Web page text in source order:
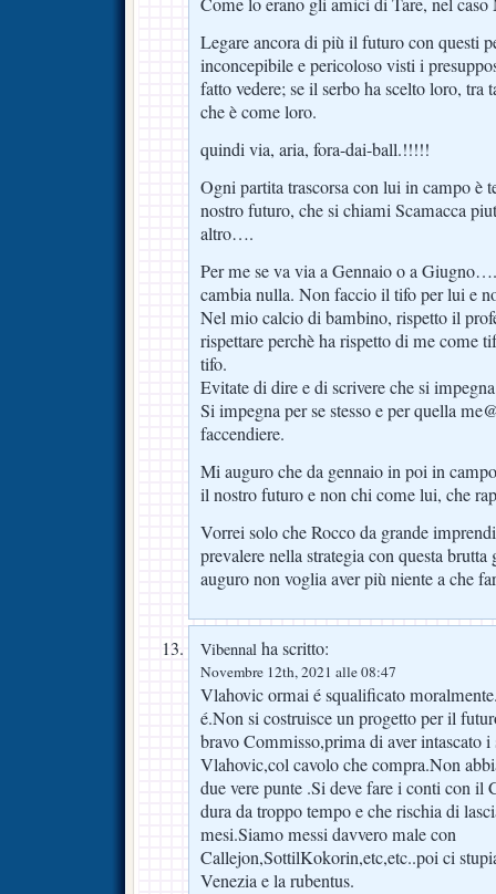
Legare ancora di più il futuro con questi
inconcepibile e pericoloso visti i
fatto vedere; se il serbo ha scelto loro,
che è come loro.
quindi via, aria, fora-dai-ball.!!!!!
Ogni partita trascorsa con lui in campo è
nostro futuro, che si chiami Scamacca
altro….
Per me se va via a Gennaio o a
cambia nulla. Non faccio il tifo per lui e
Nel mio calcio di bambino, rispetto il
rispettare perchè ha rispetto di me come
tifo.
Evitate di dire e di scrivere che si
Si impegna per se stesso e per quella
faccendiere.
Mi auguro che da gennaio in poi in
il nostro futuro e non chi come lui, che
Vorrei solo che Rocco da grande
prevalere nella strategia con questa
auguro non voglia aver più niente a che
Vibennal ha scritto:
Novembre 12th, 2021 alle 08:47
Vlahovic ormai é squalificato
é.Non si costruisce un progetto per il
bravo Commisso,prima di aver intascato
Vlahovic,col cavolo che compra.Non
due vere punte .Si deve fare i conti con il
dura da troppo tempo e che rischia di
mesi.Siamo messi davvero male con
Callejon,SottilKokorin,etc,etc..poi ci
Venezia e la rubentus.